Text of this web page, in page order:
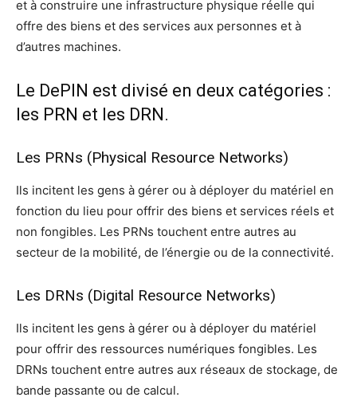
et à construire une infrastructure physique réelle qui
offre des biens et des services aux personnes et à
d’autres machines.
Le DePIN est divisé en deux catégories :
les PRN et les DRN.
Les PRNs (Physical Resource Networks)
Ils incitent les gens à gérer ou à déployer du matériel en
fonction du lieu pour offrir des biens et services réels et
non fongibles. Les PRNs touchent entre autres au
secteur de la mobilité, de l’énergie ou de la connectivité.
Les DRNs (Digital Resource Networks)
Ils incitent les gens à gérer ou à déployer du matériel
pour offrir des ressources numériques fongibles. Les
DRNs touchent entre autres aux réseaux de stockage, de
bande passante ou de calcul.